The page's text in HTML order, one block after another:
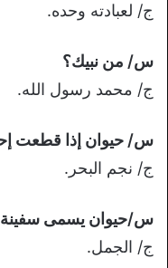
ج/ لعبادته وحده.
س/ من نبيك؟
ج/ محمد رسول الله.
س/ حيوان إذا قطعت
ج/ نجم البحر.
س/حيوان يسمى سفينة
ج/ الجمل.